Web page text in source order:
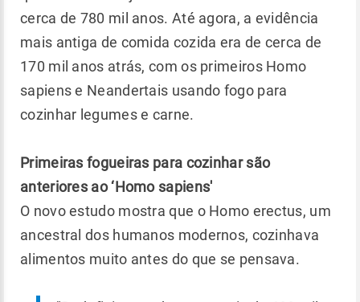
cerca de 780 mil anos. Até agora, a evidência
mais antiga de comida cozida era de cerca de
170 mil anos atrás, com os primeiros Homo
sapiens e Neandertais usando fogo para
cozinhar legumes e carne.
Primeiras fogueiras para cozinhar são
anteriores ao ‘Homo sapiens'
O novo estudo mostra que o Homo erectus, um
ancestral dos humanos modernos, cozinhava
alimentos muito antes do que se pensava.